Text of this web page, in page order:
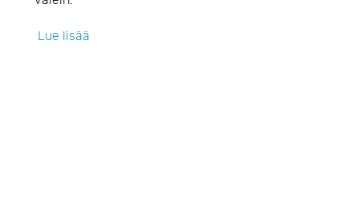
Lue lisää